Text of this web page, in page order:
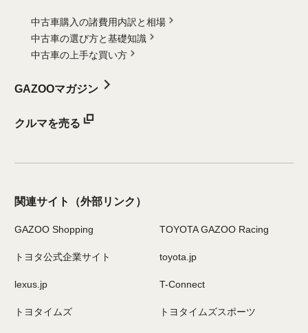
中古車購入の諸費用内訳と相場
中古車の選び方と基礎知識
中古車の上手な買い方
GAZOOマガジン
クルマを売る
関連サイト （外部リンク）
GAZOO Shopping TOYOTA GAZOO Racing
トヨタ公式企業サイト toyota.jp
lexus.jp T-Connect
トヨタイムズ トヨタイムズスポーツ